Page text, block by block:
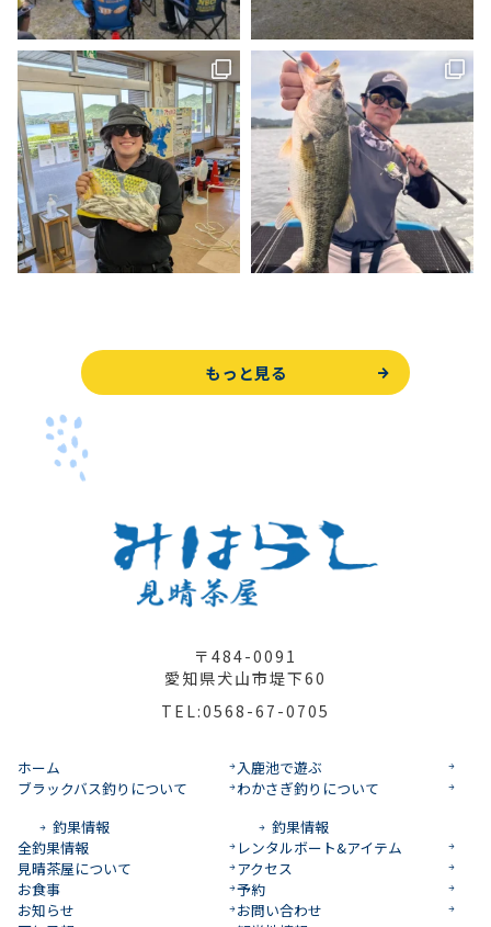
もっと見る
〒484-0091
愛知県犬山市堤下60
TEL:0568-67-0705
ホーム
入鹿池で遊ぶ
ブラックバス釣りについて
釣果情報
わかさぎ釣りについて
釣果情報
全釣果情報
レンタルボート&アイテム
見晴茶屋について
アクセス
お食事
予約
お知らせ
お問い合わせ